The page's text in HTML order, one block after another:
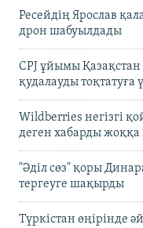
Ресейдің Ярослав
дрон шабуылдады
CPJ ұйымы
қудалауды тоқтатуға
Wildberries негізгі
деген хабарды
"Әділ сөз" қоры
тергеуге шақырды
Түркістан өңірінде